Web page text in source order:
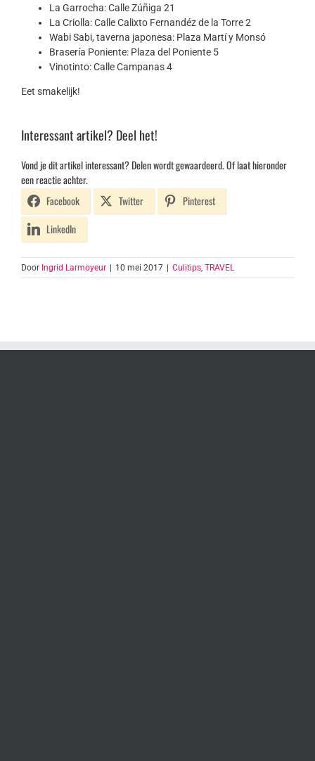
La Garrocha: Calle Zúñiga 21
La Criolla: Calle Calixto Fernandéz de la Torre 2
Wabi Sabi, taverna japonesa: Plaza Martí y Monsó
Brasería Poniente: Plaza del Poniente 5
Vinotinto: Calle Campanas 4
Eet smakelijk!
Interessant artikel? Deel het!
Vond je dit artikel interessant? Delen wordt gewaardeerd. Of laat hieronder
een reactie achter.
Facebook
Twitter
Pinterest
LinkedIn
Door Ingrid Larmoyeur 10 mei 2017 Culitips, TRAVEL